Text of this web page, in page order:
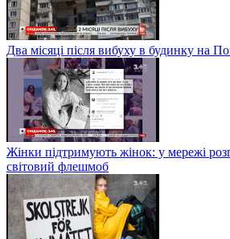
Два місяці після вибуху в будинку на
Жінки підтримують жінок: у мережі
світовий флешмоб